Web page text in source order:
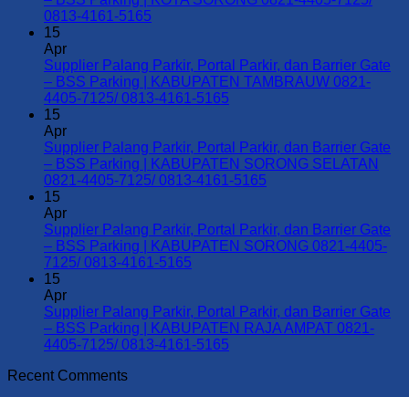
0813-4161-5165
Supplier
Palang
Parkir,
dan
Barrier
Gate
Parking
|
KOTA
4405-
7125/
0813-
15
Apr
Supplier Palang Parkir, Portal Parkir, dan Barrier Gate
– BSS Parking | KABUPATEN TAMBRAUW 0821-
4405-7125/ 0813-4161-5165
Supplier
Palang
Parkir,
dan
Barrier
Parking
|
KABUPATEN
15
Apr
Supplier Palang Parkir, Portal Parkir, dan Barrier Gate
– BSS Parking | KABUPATEN SORONG SELATAN
0821-4405-7125/ 0813-4161-5165
Supplier
Palang
dan
Barrier
15
Apr
Supplier Palang Parkir, Portal Parkir, dan Barrier Gate
– BSS Parking | KABUPATEN SORONG 0821-4405-
7125/ 0813-4161-5165
Supplier
Palang
Parkir,
15
Apr
Supplier Palang Parkir, Portal Parkir, dan Barrier Gate
– BSS Parking | KABUPATEN RAJA AMPAT 0821-
4405-7125/ 0813-4161-5165
Recent Comments